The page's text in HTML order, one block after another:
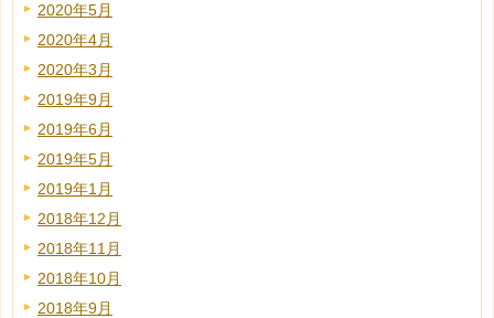
2020年5月
2020年4月
2020年3月
2019年9月
2019年6月
2019年5月
2019年1月
2018年12月
2018年11月
2018年10月
2018年9月